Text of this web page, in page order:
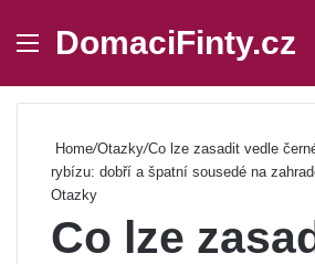
Menu
DomaciFinty.cz
Home/Otazky/Co lze zasadit vedle
rybízu: dobří a špatní sousedé na
Otazky
Co lze